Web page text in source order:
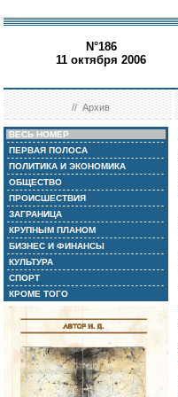
N°186
11 октября 2006
//Архив
ВЕСЬ НОМЕР
ПЕРВАЯ ПОЛОСА
ПОЛИТИКА И ЭКОНОМИКА
ОБЩЕСТВО
ПРОИСШЕСТВИЯ
ЗАГРАНИЦА
КРУПНЫМ ПЛАНОМ
БИЗНЕС И ФИНАНСЫ
КУЛЬТУРА
СПОРТ
КРОМЕ ТОГО